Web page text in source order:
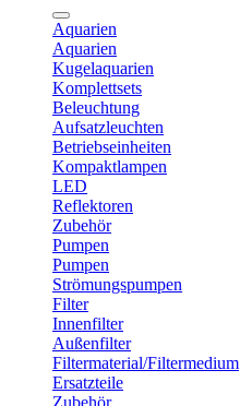
Aquarien
Aquarien
Kugelaquarien
Komplettsets
Beleuchtung
Aufsatzleuchten
Betriebseinheiten
Kompaktlampen
LED
Reflektoren
Zubehör
Pumpen
Pumpen
Strömungspumpen
Filter
Innenfilter
Außenfilter
Filtermaterial/Filtermedium
Ersatzteile
Zubehör